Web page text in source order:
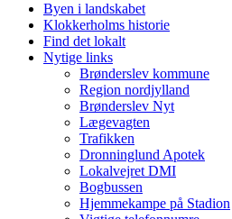
Byen i landskabet
Klokkerholms historie
Find det lokalt
Nytige links
Brønderslev kommune
Region nordjylland
Brønderslev Nyt
Lægevagten
Trafikken
Dronninglund Apotek
Lokalvejret DMI
Bogbussen
Hjemmekampe på Stadion